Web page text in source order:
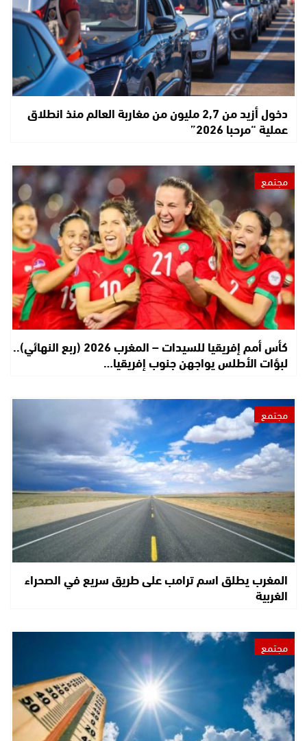
دخول أزيد من 2,7 مليون من مغاربة العالم منذ انطلاق
عملية “مرحبا 2026”
مجتمع
كأس أمم إفريقيا للسيدات – المغرب 2026 (ربع النهائي)..
لبؤات الأطلس يواجهن جنوب إفريقيا…
مجتمع
المغرب يطلق اسم ترامب على طريق سريع في الصحراء
الغربية
مجتمع